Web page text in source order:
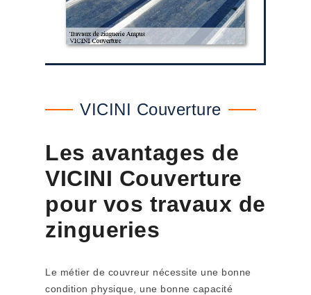
VICINI Couverture
Les avantages de
VICINI Couverture
pour vos travaux de
zingueries
Le métier de couvreur nécessite une bonne
condition physique, une bonne capacité